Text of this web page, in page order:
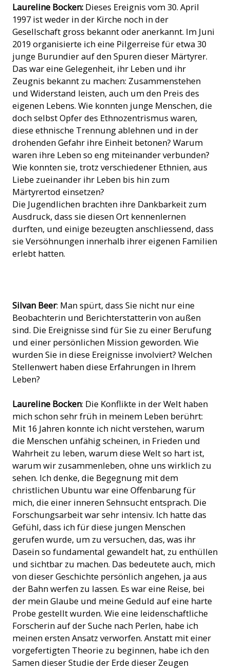
Laureline Bocken: Dieses Ereignis vom 30. April
1997 ist weder in der Kirche noch in der
Gesellschaft gross bekannt oder anerkannt. Im Juni
2019 organisierte ich eine Pilgerreise für etwa 30
junge Burundier auf den Spuren dieser Märtyrer.
Das war eine Gelegenheit, ihr Leben und ihr
Zeugnis bekannt zu machen: Zusammenstehen
und Widerstand leisten, auch um den Preis des
eigenen Lebens. Wie konnten junge Menschen, die
doch selbst Opfer des Ethnozentrismus waren,
diese ethnische Trennung ablehnen und in der
drohenden Gefahr ihre Einheit betonen? Warum
waren ihre Leben so eng miteinander verbunden?
Wie konnten sie, trotz verschiedener Ethnien, aus
Liebe zueinander ihr Leben bis hin zum
Märtyrertod einsetzen?
Die Jugendlichen brachten ihre Dankbarkeit zum
Ausdruck, dass sie diesen Ort kennenlernen
durften, und einige bezeugten anschliessend, dass
sie Versöhnungen innerhalb ihrer eigenen Familien
erlebt hatten.
Renovation. (Bild: ACN)
Silvan Beer: Man spürt, dass Sie nicht nur eine
Beobachterin und Berichterstatterin von außen
sind. Die Ereignisse sind für Sie zu einer Berufung
und einer persönlichen Mission geworden. Wie
wurden Sie in diese Ereignisse involviert? Welchen
Stellenwert haben diese Erfahrungen in Ihrem
Leben?
Laureline Bocken: Die Konflikte in der Welt haben
mich schon sehr früh in meinem Leben berührt:
Mit 16 Jahren konnte ich nicht verstehen, warum
die Menschen unfähig scheinen, in Frieden und
Wahrheit zu leben, warum diese Welt so hart ist,
warum wir zusammenleben, ohne uns wirklich zu
sehen. Ich denke, die Begegnung mit dem
christlichen Ubuntu war eine Offenbarung für
mich, die einer inneren Sehnsucht entsprach. Die
Forschungsarbeit war sehr intensiv. Ich hatte das
Gefühl, dass ich für diese jungen Menschen
gerufen wurde, um zu versuchen, das, was ihr
Dasein so fundamental gewandelt hat, zu enthüllen
und sichtbar zu machen. Das bedeutete auch, mich
von dieser Geschichte persönlich angehen, ja aus
der Bahn werfen zu lassen. Es war eine Reise, bei
der mein Glaube und meine Geduld auf eine harte
Probe gestellt wurden. Wie eine leidenschaftliche
Forscherin auf der Suche nach Perlen, habe ich
meinen ersten Ansatz verworfen. Anstatt mit einer
vorgefertigten Theorie zu beginnen, habe ich den
Samen dieser Studie der Erde dieser Zeugen